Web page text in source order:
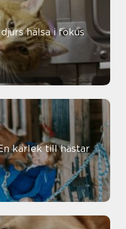
hälsa i fokus
kärlek till hästar